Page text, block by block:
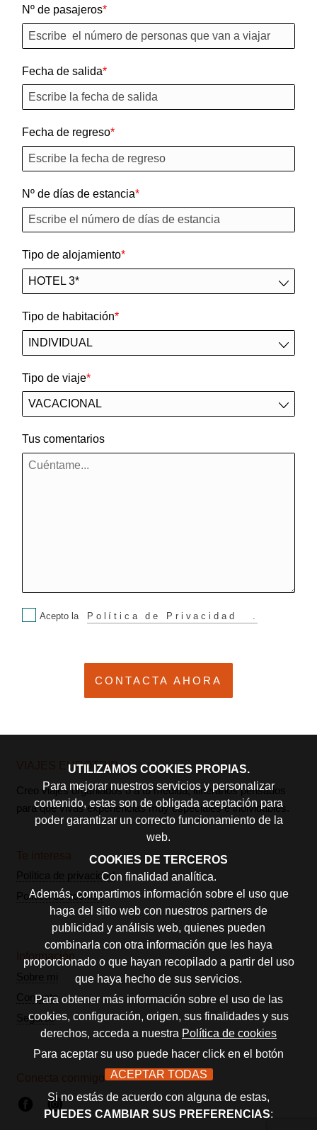
UTILIZAMOS COOKIES PROPIAS.
Para mejorar nuestros servicios y personalizar
contenido, estas son de obligada aceptación para
poder garantizar un correcto funcionamiento de la
web.
COOKIES DE TERCEROS
Con finalidad analítica.
Además, compartimos información sobre el uso que
haga del sitio web con nuestros partners de
publicidad y análisis web, quienes pueden
combinarla con otra información que les haya
proporcionado o que hayan recopilado a partir del uso
que haya hecho de sus servicios.
Para obtener más información sobre el uso de las
cookies, configuración, origen, sus finalidades y sus
derechos, acceda a nuestra Política de cookies
Para aceptar su uso puede hacer click en el botón
ACEPTAR TODAS
Si no estás de acuerdo con alguna de estas,
PUEDES CAMBIAR SUS PREFERENCIAS:
Nº de pasajeros
Fecha de salida
Fecha de regreso
Nº de días de estancia
Tipo de alojamiento
Tipo de habitación
Tipo de viaje
Tus comentarios
Acepto la Política de Privacidad .
VIAJES EUROTRIP
Creo viajes organiados o a tu medida, itinerarios pensados
para que vivas experiencias muy especiales e inolvidables.
Política de privacidad
Política de cookies
Información
Sobre mi
Contacto
Seguros
Conecta conmigo